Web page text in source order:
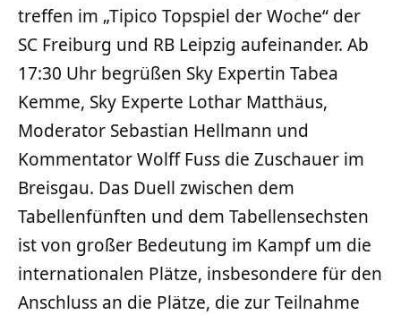
treffen im „Tipico Topspiel der Woche“ der
SC Freiburg und RB Leipzig aufeinander. Ab
17:30 Uhr begrüßen Sky Expertin Tabea
Kemme, Sky Experte Lothar Matthäus,
Moderator Sebastian Hellmann und
Kommentator Wolff Fuss die Zuschauer im
Breisgau. Das Duell zwischen dem
Tabellenfünften und dem Tabellensechsten
ist von großer Bedeutung im Kampf um die
internationalen Plätze, insbesondere für den
Anschluss an die Plätze, die zur Teilnahme